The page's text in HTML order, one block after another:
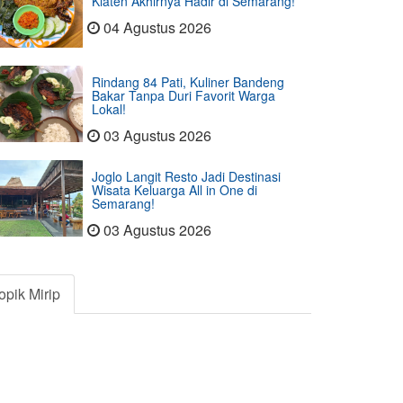
04 Agustus 2026
Rindang 84 Pati, Kuliner Bandeng
Bakar Tanpa Duri Favorit Warga
Lokal!
03 Agustus 2026
Joglo Langit Resto Jadi Destinasi
Wisata Keluarga All in One di
Semarang!
03 Agustus 2026
Mirip